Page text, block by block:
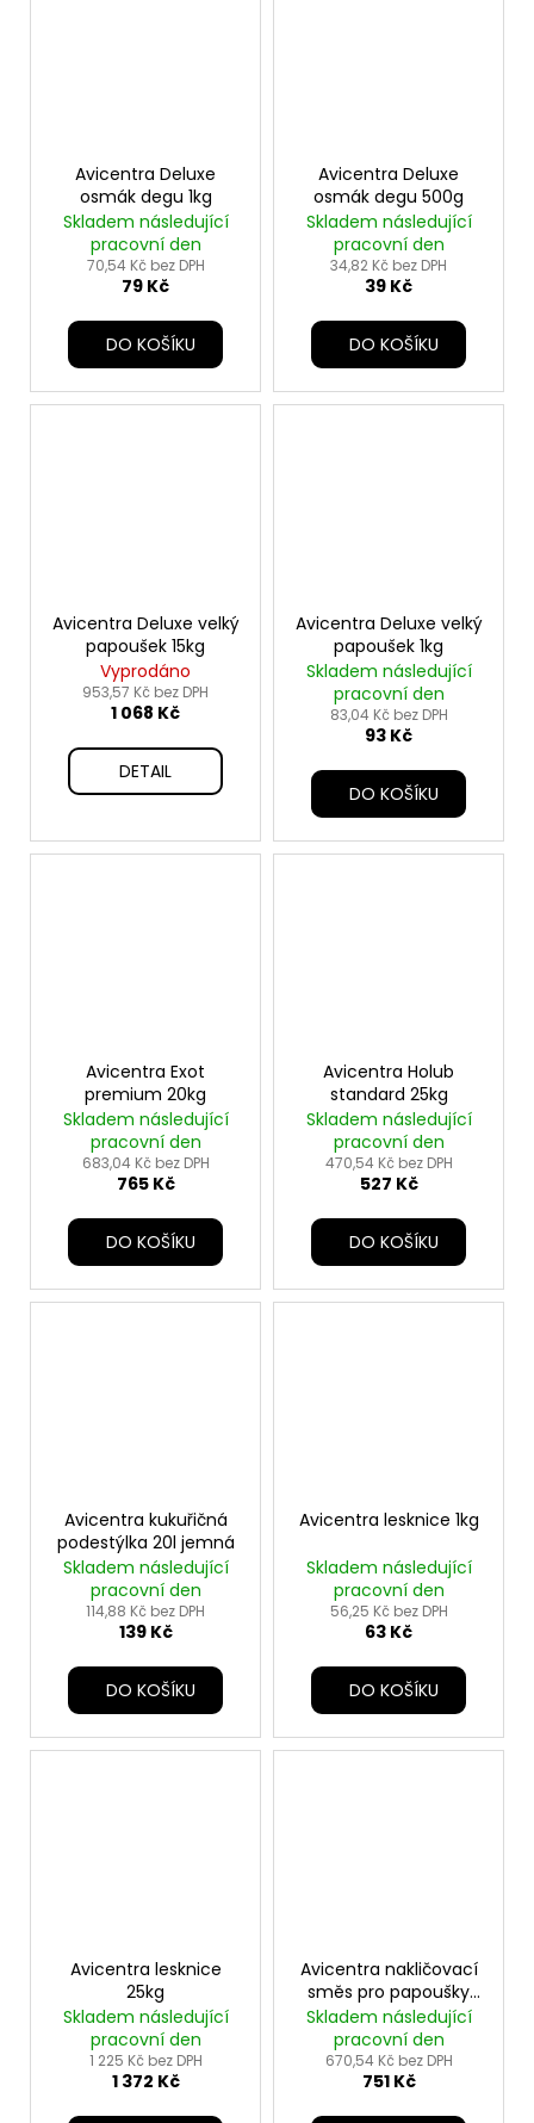
Avicentra Deluxe
osmák degu 1kg
Skladem následující
pracovní den
70,54 Kč bez DPH
79 Kč
DO KOŠÍKU
Avicentra Deluxe
osmák degu 500g
Skladem následující
pracovní den
34,82 Kč bez DPH
39 Kč
DO KOŠÍKU
Avicentra Deluxe velký
papoušek 15kg
Vyprodáno
953,57 Kč bez DPH
1 068 Kč
DETAIL
Avicentra Deluxe velký
papoušek 1kg
Skladem následující
pracovní den
83,04 Kč bez DPH
93 Kč
DO KOŠÍKU
Avicentra Exot
premium 20kg
Skladem následující
pracovní den
683,04 Kč bez DPH
765 Kč
DO KOŠÍKU
Avicentra Holub
standard 25kg
Skladem následující
pracovní den
470,54 Kč bez DPH
527 Kč
DO KOŠÍKU
Avicentra kukuřičná
podestýlka 20l jemná
Skladem následující
pracovní den
114,88 Kč bez DPH
139 Kč
DO KOŠÍKU
Avicentra lesknice 1kg
Skladem následující
pracovní den
56,25 Kč bez DPH
63 Kč
DO KOŠÍKU
Avicentra lesknice
25kg
Skladem následující
pracovní den
1 225 Kč bez DPH
1 372 Kč
Avicentra nakličovací
směs pro papoušky
20kg
Skladem následující
pracovní den
670,54 Kč bez DPH
751 Kč